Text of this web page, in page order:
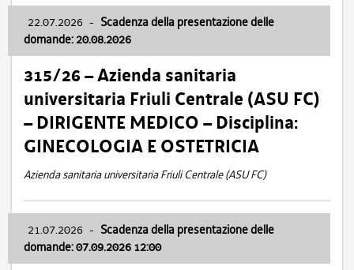
22.07.2026 - Scadenza della presentazione delle
domande: 20.08.2026
315/26 – Azienda sanitaria
universitaria Friuli Centrale (ASU FC)
– DIRIGENTE MEDICO – Disciplina:
GINECOLOGIA E OSTETRICIA
Azienda sanitaria universitaria Friuli Centrale (ASU FC)
21.07.2026 - Scadenza della presentazione delle
domande: 07.09.2026 12:00